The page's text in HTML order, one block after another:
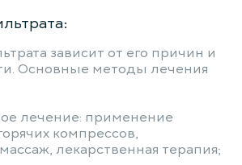
зависит от его причин и
Основные методы лечения
лечение: применение
компрессов,
лекарственная терапия;